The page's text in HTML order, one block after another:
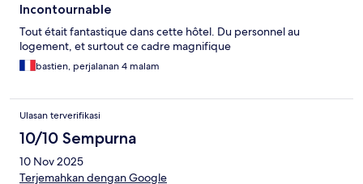
Incontournable
Tout était fantastique dans cette hôtel. Du personnel au
logement, et surtout ce cadre magnifique
bastien, perjalanan 4 malam
Ulasan terverifikasi
10/10 Sempurna
10 Nov 2025
Terjemahkan dengan Google